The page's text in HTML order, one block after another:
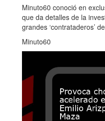
Minuto60 conoció en
que da detalles de la
grandes ‘contrataderos’
Minuto60